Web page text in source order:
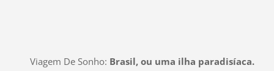
Viagem De Sonho: Brasil, ou uma ilha paradisíaca.